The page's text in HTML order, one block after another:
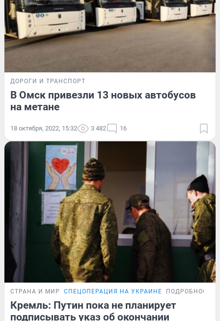
ДОРОГИ И ТРАНСПОРТ
В Омск привезли 13 новых автобусов
на метане
18 октября, 2022, 15:32 3 482 16
СТРАНА И МИР СПЕЦОПЕРАЦИЯ НА УКРАИНЕ ПОДРОБНОСТИ
Кремль: Путин пока не планирует
подписывать указ об окончании